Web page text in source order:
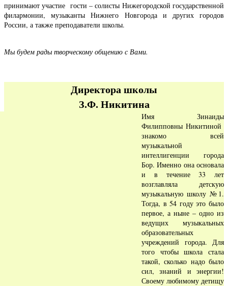
принимают участие гости – солисты Нижегородской государственной
филармонии, музыканты Нижнего Новгорода и других городов
России, а также преподаватели школы.
Мы будем рады творческому общению с Вами.
Директора школы
З.Ф. Никитина
Имя Зинаиды
Филипповны Никитиной
знакомо всей
музыкальной
интеллигенции города
Бор. Именно она основала
и в течение 33 лет
возглавляла детскую
музыкальную школу №1.
Тогда, в 54 году это было
первое, а ныне – одно из
ведущих музыкальных
образовательных
учреждений города. Для
того чтобы школа стала
такой, сколько надо было
сил, знаний и энергии!
Своему любимому детищу